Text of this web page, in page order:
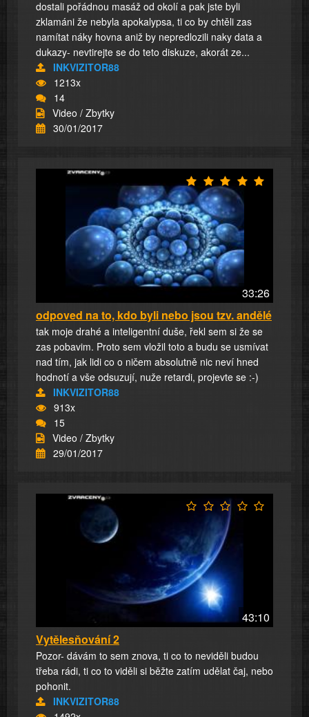
dostali pořádnou masáž od okolí a pak jste byli
zklamáni že nebyla apokalypsa, ti co by chtěli zas
namítat náky hovna aniž by nepredlozili naky data a
dukazy- nevtirejte se do teto diskuze, akorát ze...
INKVIZITOR88
1213x
14
Video / Zbytky
30/01/2017
33:26
odpoved na to, kdo byli nebo jsou tzv. andělé
tak moje drahé a inteligentní duše, řekl sem si že se
zas pobavim. Proto sem vložil toto a budu se usmívat
nad tím, jak lidi co o ničem absolutně nic neví hned
hodnotí a vše odsuzují, nuže retardi, projevte se :-)
INKVIZITOR88
913x
15
Video / Zbytky
29/01/2017
43:10
Vytělesňování 2
Pozor- dávám to sem znova, ti co to neviděli budou
třeba rádi, ti co to viděli si běžte zatím udělat čaj, nebo
pohonit.
INKVIZITOR88